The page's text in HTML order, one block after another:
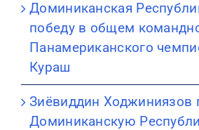
Доминиканская
победу в общем
Панамериканского
Кураш
Зиёвиддин Ходжиниязов
Доминиканскую